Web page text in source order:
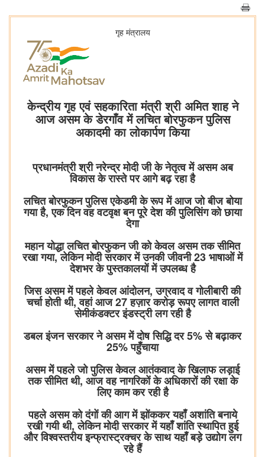
गृह मंत्रालय
केन्द्रीय गृह एवं सहकारिता मंत्री श्री अमित शाह ने
आज असम के डेरगाँव में लचित बोरफुकन पुलिस
अकादमी का लोकार्पण किया
प्रधानमंत्री श्री नरेन्द्र मोदी जी के नेतृत्व में असम अब
विकास के रास्ते पर आगे बढ़ रहा है
लचित बोरफुकन पुलिस एकेडमी के रूप में आज जो बीज बोया
गया है, एक दिन वह वटवृक्ष बन पूरे देश की पुलिसिंग को छाया
देगा
महान योद्धा लचित बोरफुकन जी को केवल असम तक सीमित
रखा गया, लेकिन मोदी सरकार में उनकी जीवनी 23 भाषाओं में
देशभर के पुस्तकालयों में उपलब्ध है
जिस असम में पहले केवल आंदोलन, उग्रवाद व गोलीबारी की
चर्चा होती थी, वहां आज 27 हज़ार करोड़ रूपए लागत वाली
सेमीकंडक्टर इंडस्ट्री लग रही है
डबल इंजन सरकार ने असम में दोष सिद्धि दर 5% से बढ़ाकर
25% पहुँचाया
असम में पहले जो पुलिस केवल आतंकवाद के खिलाफ लड़ाई
तक सीमित थी, आज वह नागरिकों के अधिकारों की रक्षा के
लिए काम कर रही है
पहले असम को दंगों की आग में झोंककर यहाँ अशांति बनाये
रखी गयी थी, लेकिन मोदी सरकार में यहाँ शांति स्थापित हुई
और विश्वस्तरीय इन्फ्रास्ट्रक्चर के साथ यहाँ बड़े उद्योग लग
रहे हैं